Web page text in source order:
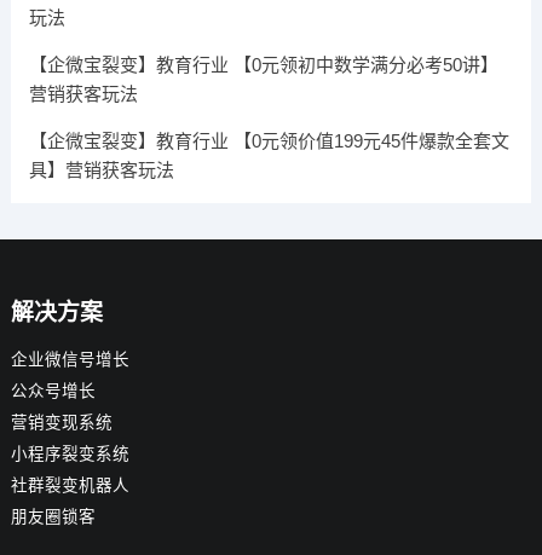
玩法
【企微宝裂变】教育行业 【0元领初中数学满分必考50讲】
营销获客玩法
【企微宝裂变】教育行业 【0元领价值199元45件爆款全套文
具】营销获客玩法
解决方案
企业微信号增长
公众号增长
营销变现系统
小程序裂变系统
社群裂变机器人
朋友圈锁客